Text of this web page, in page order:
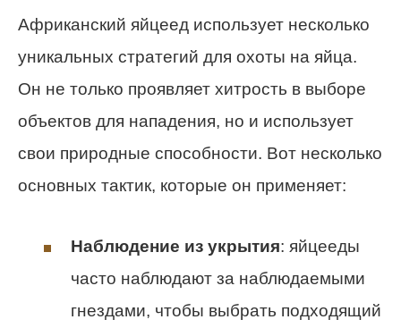
Африканский яйцеед использует несколько
уникальных стратегий для охоты на яйца.
Он не только проявляет хитрость в выборе
объектов для нападения, но и использует
свои природные способности. Вот несколько
основных тактик, которые он применяет:
Наблюдение из укрытия: яйцееды
часто наблюдают за наблюдаемыми
гнездами, чтобы выбрать подходящий